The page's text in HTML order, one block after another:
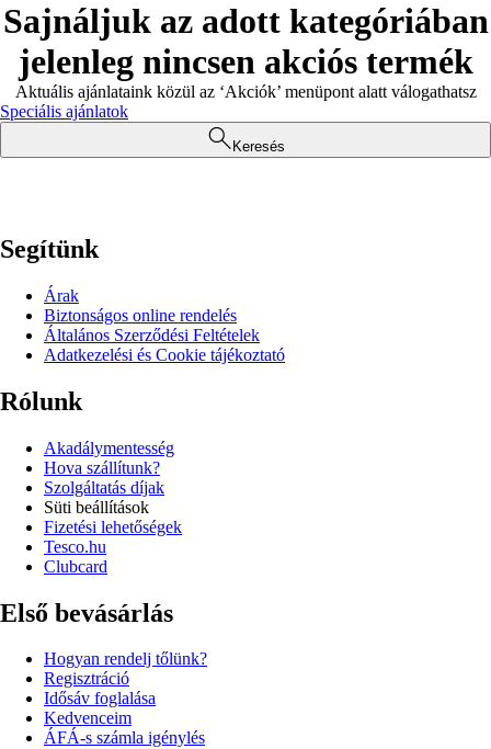
Sajnáljuk az adott kategóriában
jelenleg nincsen akciós termék
Aktuális ajánlataink közül az ‘Akciók’ menüpont alatt válogathatsz
Speciális ajánlatok
Keresés
Segítünk
Árak
Biztonságos online rendelés
Általános Szerződési Feltételek
Adatkezelési és Cookie tájékoztató
Rólunk
Akadálymentesség
Hova szállítunk?
Szolgáltatás díjak
Süti beállítások
Fizetési lehetőségek
Tesco.hu
Clubcard
Első bevásárlás
Hogyan rendelj tőlünk?
Regisztráció
Idősáv foglalása
Kedvenceim
ÁFÁ-s számla igénylés